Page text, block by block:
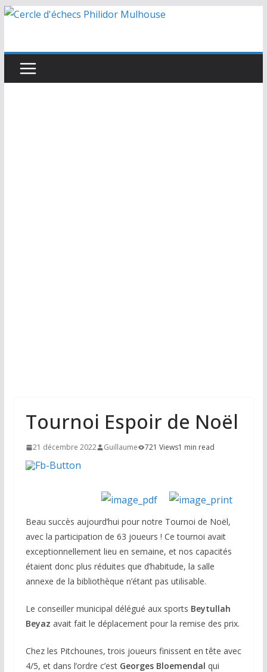
Passer
Tournoi Espoir de Noël
21 décembre 2022 Guillaume 721 Views1 min read
Beau succès aujourd’hui pour notre Tournoi de Noël,
avec la participation de 63 joueurs ! Ce tournoi avait
exceptionnellement lieu en semaine, et nos capacités
étaient donc plus réduites que d’habitude, la salle
annexe de la bibliothèque n’étant pas utilisable.
Le conseiller municipal délégué aux sports Beytullah
Beyaz avait fait le déplacement pour la remise des prix.
Chez les Pitchounes, trois joueurs finissent en tête avec
4/5, et dans l’ordre c’est Georges Bloemendal qui